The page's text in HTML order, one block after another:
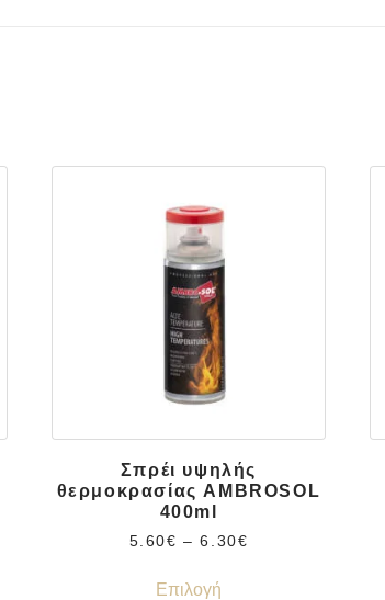
Σπρέι υψηλής
θερμοκρασίας AMBROSOL
400ml
5.60€ – 6.30€
Επιλογή